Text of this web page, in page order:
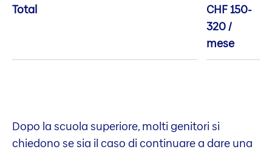
Total
CHF 150-
320 /
mese
Dopo la scuola superiore, molti genitori si
chiedono se sia il caso di continuare a dare una